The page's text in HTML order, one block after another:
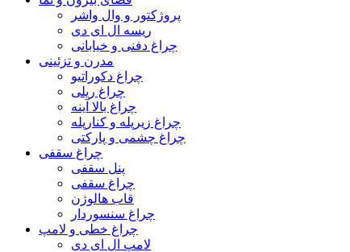
پروژکتور و وال واشر
ریسه ال ای دی
چراغ دفنی و خیابانی
مدرن و تزئینی
چراغ دکوراتیو
چراغ ریلی
چراغ بالا آینه
چراغ زیرپله و کنارپله
چراغ چشمی و پارکتی
چراغ سقفی
پنل سقفی
چراغ سقفی
قاب هالوژن
چراغ سنسوردار
چراغ خطی و لامپ
لامپ ال ای دی